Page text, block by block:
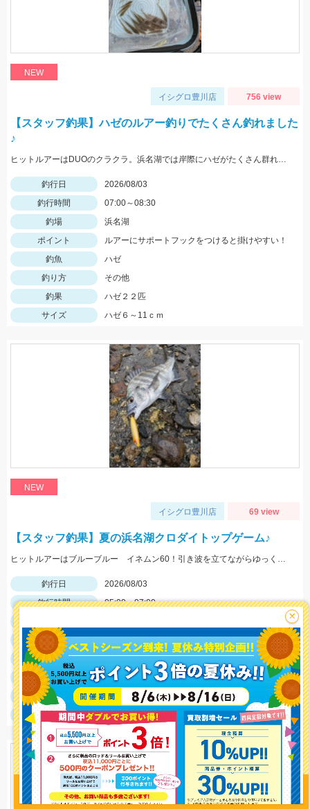
釣り情報を
投稿する
NEW
イシグロ豊川店 756 view
【スタッフ釣果】ハゼのルアー釣りでたくさん釣れました
♪
ヒットルアーはDUOのクラクラ。浜名湖では岸際にハゼがたくさん群れているのが見えます。ハゼ用のルアーを底に当てながらゆっくり巻くだけ！ハゼがたくさんアタックしてきて面白いです。
釣行日
2026/08/03
釣行時間
07:00～08:30
釣場
浜名湖
ポイント
ルアーにサポートフックをつけると掛けやすい！
釣魚
ハゼ
釣り方
その他
釣果
ハゼ２２匹
サイズ
ハゼ６～11ｃｍ
NEW
イシグロ豊川店 69 view
【スタッフ釣果】夏の浜名湖クロダイトップゲーム♪
ヒットルアーはブルーブルー イネムン60！引き波を立てながらゆっくり水面をタダ巻き。単発でしたがバシュッと気持ちよくバイトが出ました☆
釣行日
2026/08/03
釣行時間
05:00～07:00
ポイント
やはり朝マズメはチャンスタイム！
釣魚
クロダイ
釣り方
クロダイルアー
釣果
クロダイ１匹
サイズ
クロダイ25ｃｍ
×